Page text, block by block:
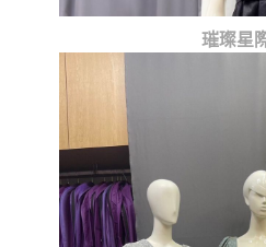
璀璨星